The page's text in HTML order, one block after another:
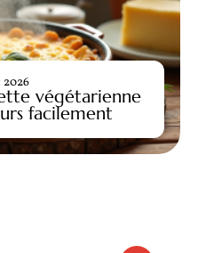
végétarienne
facilement
2026